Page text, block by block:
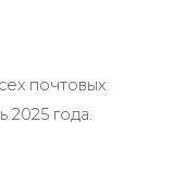
почтовых
2025 года.